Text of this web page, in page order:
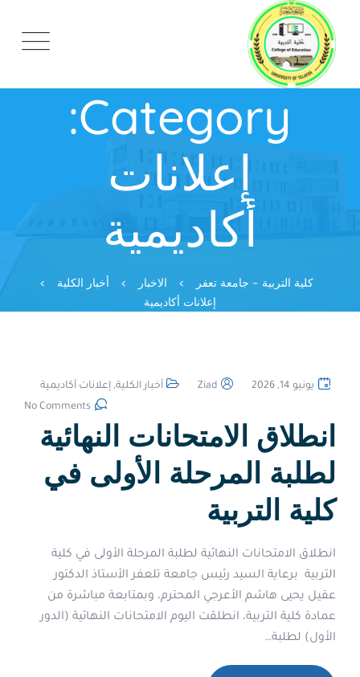
content
Category:
إعلانات
أكاديمية
كلية التربية - جامعة تعفر > الاخبار > أخبار الكلية
>
إعلانات أكاديمية
يونيو 14, 2026 Ziad أخبار الكلية, إعلانات أكاديمية
No Comments
انطلاق الامتحانات النهائية
لطلبة المرحلة الأولى في
كلية التربية
‏انطلاق الامتحانات النهائية لطلبة المرحلة الأولى في كلية
التربية ‏ ‏برعاية السيد رئيس جامعة تلعفر الأستاذ الدكتور
عقيل يحيى هاشم الأعرجي المحترم، وبمتابعة مباشرة من
عمادة كلية التربية، انطلقت اليوم الامتحانات النهائية (الدور
الأول) لطلبة…